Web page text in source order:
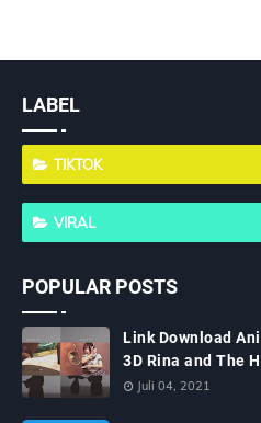
LABEL
TIKTOK
VIRAL
POPULAR POSTS
Link Download
3D Rina and The
Juli 04, 2021